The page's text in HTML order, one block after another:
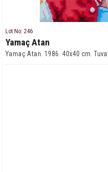
Lot No: 246
Yamaç Atan
Yamaç Atan. 1986. 40x40 cm.